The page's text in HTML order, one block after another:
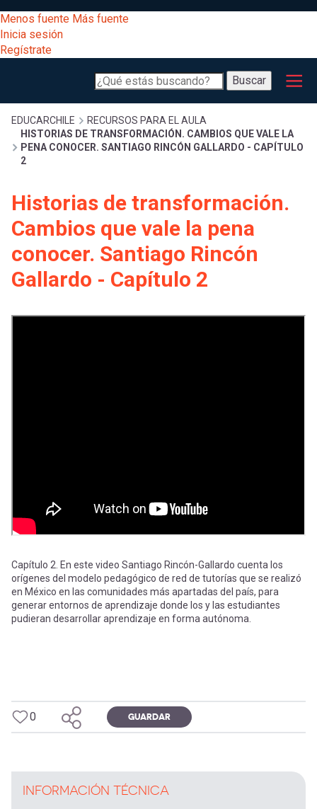
al
contenido
principal
[Educarchile
Escritorio]
Menú
entrar
a
mi
cuenta
Menos fuente Más fuente
Inicia sesión
Regístrate
Buscar
Buscar
Menú
principal
Desarrollo
Expand
Gestión
curricular
Expand
Expand
Exploración
[Educarchile
mi
cuenta
Inicia
sesión
Sobrescribir
enlaces
de
ayuda
a
EDUCARCHILE
RECURSOS PARA EL AULA
HISTORIAS DE TRANSFORMACIÓN. CAMBIOS QUE VALE LA
PENA CONOCER. SANTIAGO RINCÓN GALLARDO - CAPÍTULO
2
Historias de transformación.
Cambios que vale la pena
conocer. Santiago Rincón
Gallardo - Capítulo 2
Capítulo 2. En este video Santiago Rincón-Gallardo cuenta los
orígenes del modelo pedagógico de red de tutorías que se realizó
en México en las comunidades más apartadas del país, para
generar entornos de aprendizaje donde los y las estudiantes
pudieran desarrollar aprendizaje en forma autónoma.
0 GUARDAR
INFORMACIÓN TÉCNICA
registrarte.